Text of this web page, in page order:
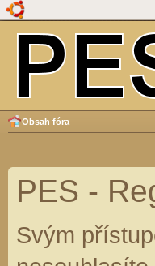
Obsah fóra
PES -
Svým